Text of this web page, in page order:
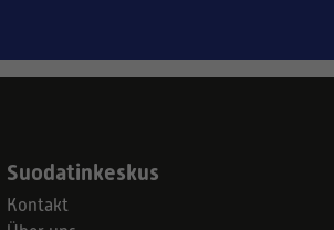
Suodatinkeskus
Kontakt